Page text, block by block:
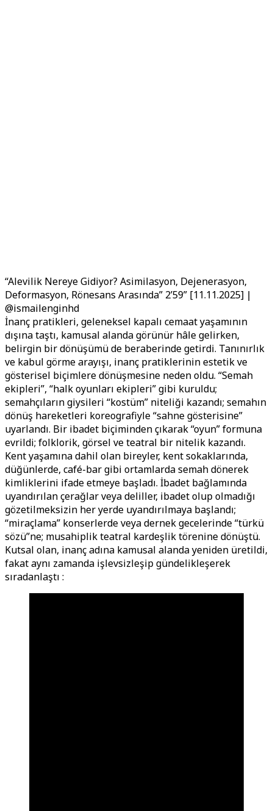
“Alevilik Nereye Gidiyor? Asimilasyon, Dejenerasyon,
Deformasyon, Rönesans Arasında” 2’59” [11.11.2025] |
@ismailenginhd
İnanç pratikleri, geleneksel kapalı cemaat yaşamının
dışına taştı, kamusal alanda görünür hâle gelirken,
belirgin bir dönüşümü de beraberinde getirdi. Tanınırlık
ve kabul görme arayışı, inanç pratiklerinin estetik ve
gösterisel biçimlere dönüşmesine neden oldu. “Semah
ekipleri”, “halk oyunları ekipleri” gibi kuruldu;
semahçıların giysileri “kostüm” niteliği kazandı; semahın
dönüş hareketleri koreografiyle “sahne gösterisine”
uyarlandı. Bir ibadet biçiminden çıkarak “oyun” formuna
evrildi; folklorik, görsel ve teatral bir nitelik kazandı.
Kent yaşamına dahil olan bireyler, kent sokaklarında,
düğünlerde, café-bar gibi ortamlarda semah dönerek
kimliklerini ifade etmeye başladı. İbadet bağlamında
uyandırılan çerağlar veya deliller, ibadet olup olmadığı
gözetilmeksizin her yerde uyandırılmaya başlandı;
“miraçlama” konserlerde veya dernek gecelerinde “türkü
sözü”ne; musahiplik teatral kardeşlik törenine dönüştü.
Kutsal olan, inanç adına kamusal alanda yeniden üretildi,
fakat aynı zamanda işlevsizleşip gündelikleşerek
sıradanlaştı :